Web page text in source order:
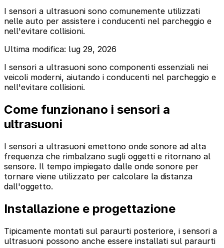
I sensori a ultrasuoni sono comunemente utilizzati
nelle auto per assistere i conducenti nel parcheggio e
nell'evitare collisioni.
Ultima modifica: lug 29, 2026
I sensori a ultrasuoni sono componenti essenziali nei
veicoli moderni, aiutando i conducenti nel parcheggio e
nell'evitare collisioni.
Come funzionano i sensori a
ultrasuoni
I sensori a ultrasuoni emettono onde sonore ad alta
frequenza che rimbalzano sugli oggetti e ritornano al
sensore. Il tempo impiegato dalle onde sonore per
tornare viene utilizzato per calcolare la distanza
dall'oggetto.
Installazione e progettazione
Tipicamente montati sul paraurti posteriore, i sensori a
ultrasuoni possono anche essere installati sul paraurti